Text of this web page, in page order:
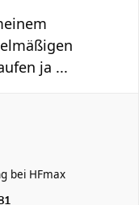
ja ...
bei HFmax